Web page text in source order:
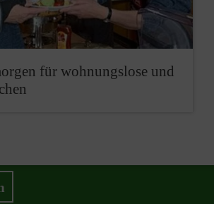
für wohnungs­lose und